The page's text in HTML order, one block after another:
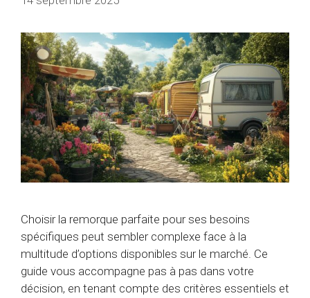
Choisir la remorque parfaite pour ses besoins
spécifiques peut sembler complexe face à la
multitude d’options disponibles sur le marché. Ce
guide vous accompagne pas à pas dans votre
décision, en tenant compte des critères essentiels et